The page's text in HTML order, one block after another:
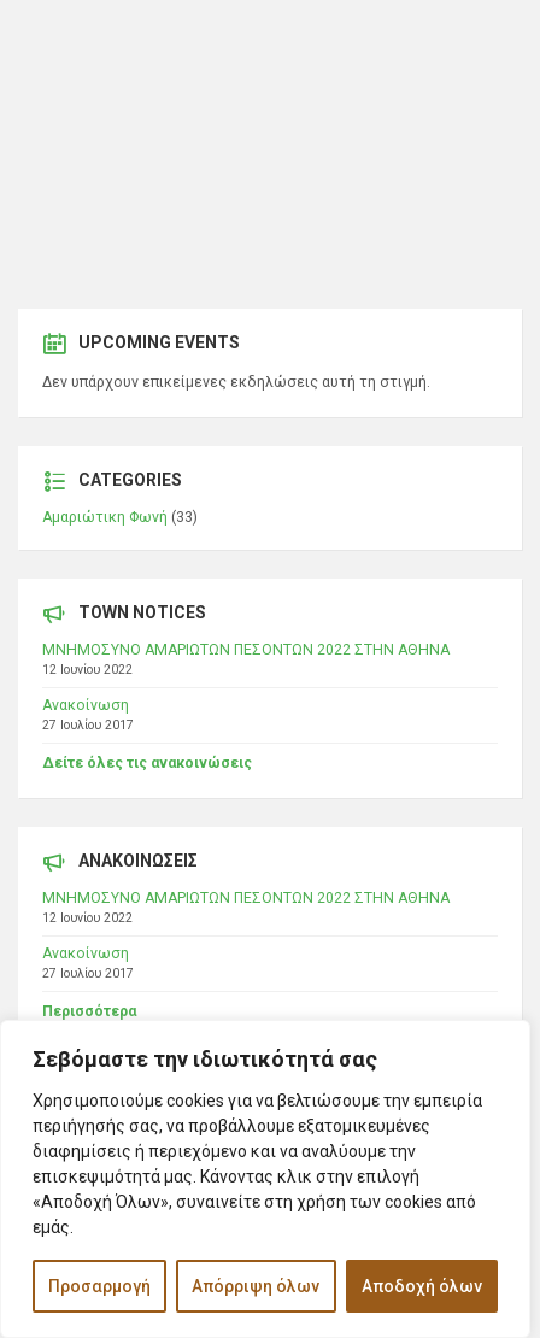
Σεβόμαστε την ιδιωτικότητά σας
Χρησιμοποιούμε cookies για να βελτιώσουμε την εμπειρία
περιήγησής σας, να προβάλλουμε εξατομικευμένες
διαφημίσεις ή περιεχόμενο και να αναλύουμε την
επισκεψιμότητά μας. Κάνοντας κλικ στην επιλογή
«Αποδοχή Όλων», συναινείτε στη χρήση των cookies από
εμάς.
Προσαρμογή Απόρριψη όλων Αποδοχή όλων
UPCOMING EVENTS
Δεν υπάρχουν επικείμενες εκδηλώσεις αυτή τη στιγμή.
CATEGORIES
Αμαριώτικη Φωνή (33)
TOWN NOTICES
ΜΝΗΜΟΣΥΝΟ ΑΜΑΡΙΩΤΩΝ ΠΕΣΟΝΤΩΝ 2022 ΣΤΗΝ ΑΘΗΝΑ
12 Ιουνίου 2022
Ανακοίνωση
27 Ιουλίου 2017
Δείτε όλες τις ανακοινώσεις
ΑΝΑΚΟΙΝΩΣΕΙΣ
ΜΝΗΜΟΣΥΝΟ ΑΜΑΡΙΩΤΩΝ ΠΕΣΟΝΤΩΝ 2022 ΣΤΗΝ ΑΘΗΝΑ
12 Ιουνίου 2022
Ανακοίνωση
27 Ιουλίου 2017
Περισσότερα
ΕΠΙΚΕΊΜΕΝΕΣ ΕΚΔΗΛΏΣΕΙΣ
Δεν υπάρχουν επικείμενες εκδηλώσεις αυτή τη στιγμή.